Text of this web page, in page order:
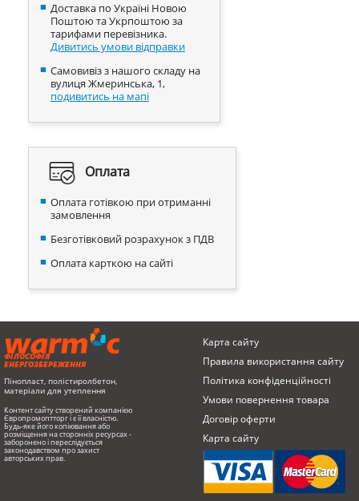
Доставка по Україні Новою
Поштою та Укрпоштою за
тарифами перевізника.
Дивитись умови відправки
Самовивіз з нашого складу на
вулиця Жмеринська, 1,
подивитись на мапі
Оплата
Оплата готівкою при отриманні
замовлення
Безготівковий розрахунок з ПДВ
Оплата карткою на сайті
ФІЛОСОФІЯ
ЕНЕРГОЗБЕРЕЖЕННЯ
Пінопласт, полістиролбетон,
матеріали для утеплення
Контент сайту створений компанією
Європромоптторг і є її власністю.
Будь-яке його копіювання або
розміщення на сторонніх ресурсах -
заборонено і переслідується
законодавством про захист
авторських прав.
Карта сайту
Правила використання сайту
Політика конфіденційності
Умови повернення товарa
Договір оферти
Карта сайту